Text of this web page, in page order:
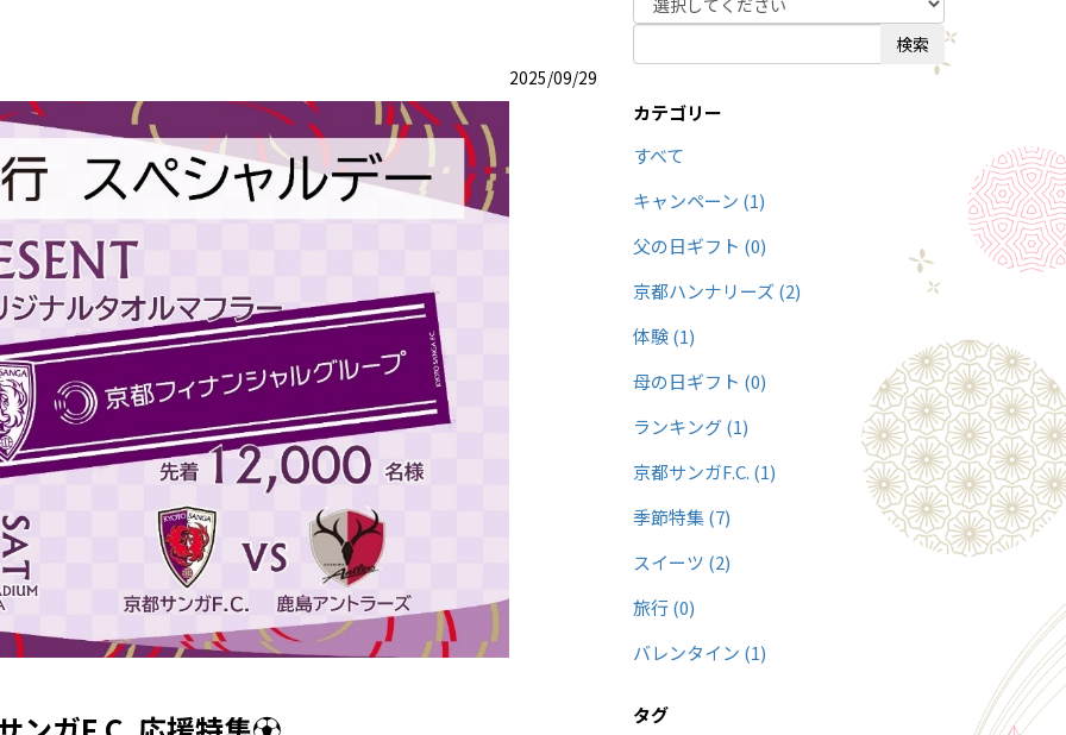
2025/09/29
検索
カテゴリー
すべて
キャンペーン (1)
父の日ギフト (0)
京都ハンナリーズ (2)
体験 (1)
母の日ギフト (0)
ランキング (1)
京都サンガF.C. (1)
季節特集 (7)
スイーツ (2)
旅行 (0)
バレンタイン (1)
タグ